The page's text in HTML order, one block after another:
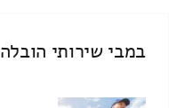
במבי שירותי הובלה